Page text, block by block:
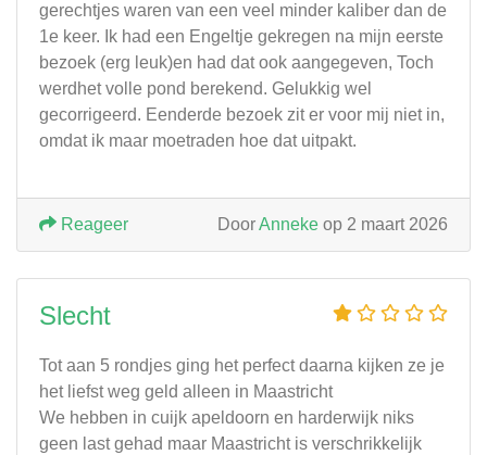
gerechtjes waren van een veel minder kaliber dan de
1e keer. Ik had een Engeltje gekregen na mijn eerste
bezoek (erg leuk)en had dat ook aangegeven, Toch
werdhet volle pond berekend. Gelukkig wel
gecorrigeerd. Eenderde bezoek zit er voor mij niet in,
omdat ik maar moetraden hoe dat uitpakt.
DoorAnneke op 2 maart 2026
Reageer
Slecht
Tot aan 5 rondjes ging het perfect daarna kijken ze je
het liefst weg geld alleen in Maastricht
We hebben in cuijk apeldoorn en harderwijk niks
geen last gehad maar Maastricht is verschrikkelijk